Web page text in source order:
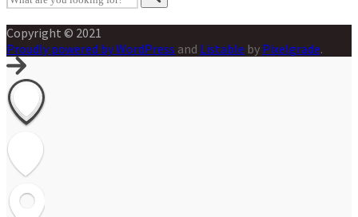
Copyright © 2021
Proudly powered by WordPress and Listable by Pixelgrade.